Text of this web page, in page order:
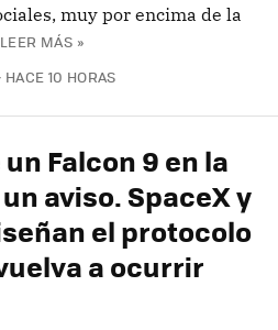
muy por encima de la
LEER MÁS »
HACE 10 HORAS
Falcon 9 en la
aviso. SpaceX y
el protocolo
a ocurrir